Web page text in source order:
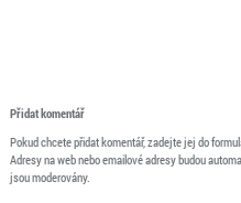
Přidat komentář
Pokud chcete přidat komentář, zadejte jej do
Adresy na web nebo emailové adresy budou
jsou moderovány.